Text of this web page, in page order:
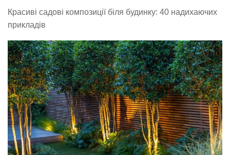
Красиві садові композиції біля будинку: 40 надихаючих
прикладів